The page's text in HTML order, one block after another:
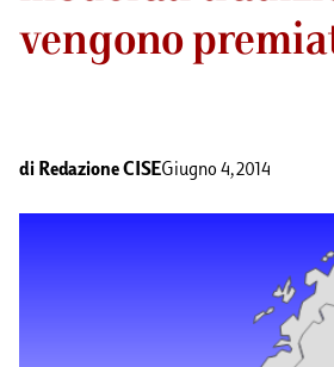
vengono
di Redazione CISEGiugno 4, 2014